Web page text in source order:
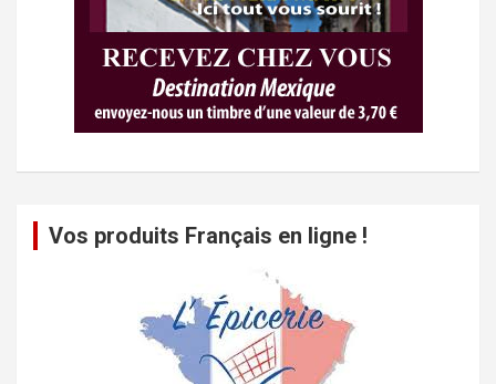
Vos produits Français en ligne !